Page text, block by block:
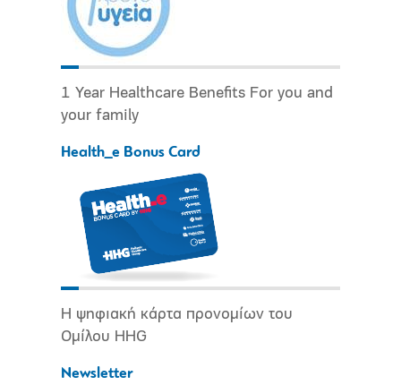
1 Year Healthcare Benefits For you and
your family
Health_e Bonus Card
Η ψηφιακή κάρτα προνομίων του
Ομίλου HHG
Newsletter